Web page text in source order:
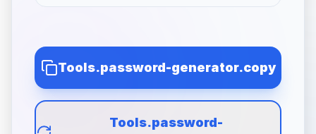
Tools.password-generator.copy
Tools.password-